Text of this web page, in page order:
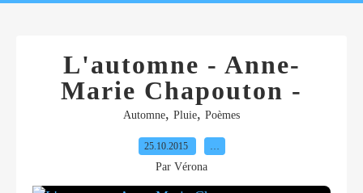
L'automne - Anne-
Marie Chapouton -
Automne, Pluie, Poèmes
25.10.2015 …
Par Vérona